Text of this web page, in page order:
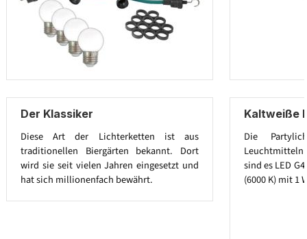
Der Klassiker
Diese Art der Lichterketten ist aus
traditionellen Biergärten bekannt. Dort
wird sie seit vielen Jahren eingesetzt und
hat sich millionenfach bewährt.
Kaltweiße
Die
Leuchtmitteln
sind es LED
(6000 K) mit 1